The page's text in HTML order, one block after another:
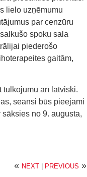
lielo uzņēmumu
par cenzūru
spoku sala
piederošo
gaitām,
tulkojumu arī latviski.
seansi būs pieejami
no 9. augusta,
« NEXT PREVIOUS »